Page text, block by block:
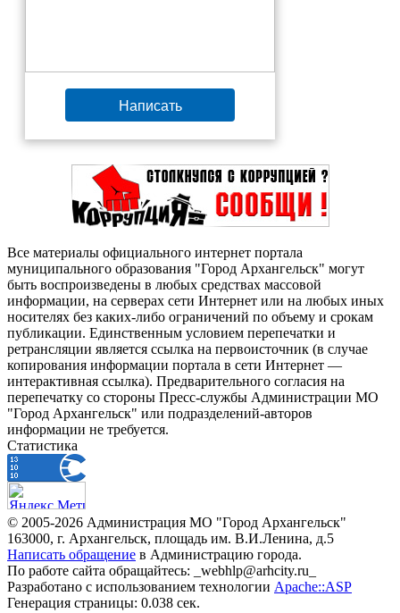
Написать
Все материалы официального интернет портала
муниципального образования "Город Архангельск" могут
быть воспроизведены в любых средствах массовой
информации, на серверах сети Интернет или на любых иных
носителях без каких-либо ограничений по объему и срокам
публикации. Единственным условием перепечатки и
ретрансляции является ссылка на первоисточник (в случае
копирования информации портала в сети Интернет —
интерактивная ссылка). Предварительного согласия на
перепечатку со стороны Пресс-службы Администрации МО
"Город Архангельск" или подразделений-авторов
информации не требуется.
Статистика
© 2005-2026 Администрация МО "Город Архангельск"
163000, г. Архангельск, площадь им. В.И.Ленина, д.5
Написать обращение в Администрацию города.
По работе сайта обращайтесь: _webhlp@arhcity.ru_
Разработано с использованием технологии Apache::ASP
Генерация страницы: 0.038 сек.